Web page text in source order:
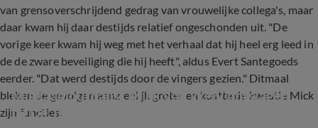
van grensoverschrijdend gedrag van vrouwelijke collega's, maar
daar kwam hij daar destijds relatief ongeschonden uit. "De
vorige keer kwam hij weg met het verhaal dat hij heel erg leed in
de de zware beveiliging die hij heeft", aldus Evert Santegoeds
eerder. "Dat werd destijds door de vingers gezien." Ditmaal
bleken de gevolgen aanzienlijk groter en kostte de kwestie Mick
zijn functies.
Misdaadjournalist Mick van Wely ontslagen
bij De Telegraaf